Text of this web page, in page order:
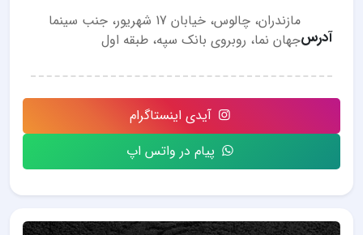
آدرس
مازندران، چالوس، خیابان 17 شهریور، جنب سینما
جهان نما، روبروی بانک سپه، طبقه اول
آیدی اینستاگرام
پیام در واتس اپ